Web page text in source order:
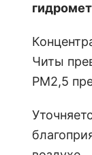
Читы
РМ2,5